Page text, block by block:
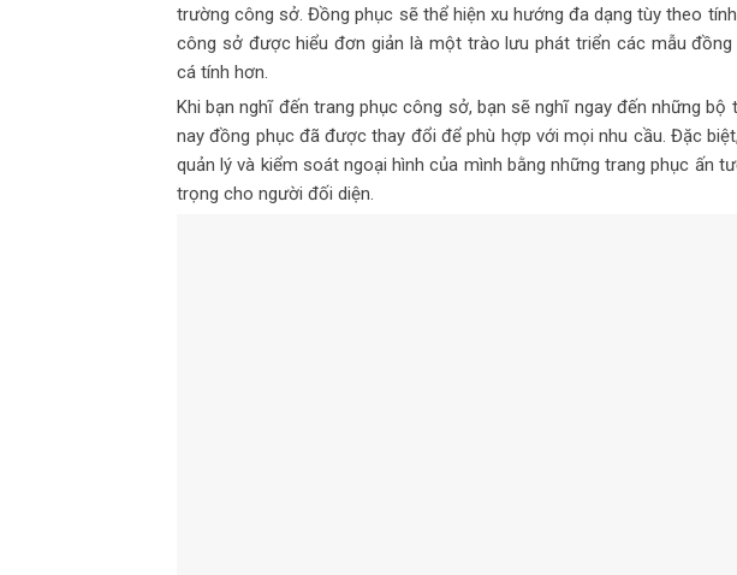
trường công sở. Đồng phục sẽ thể hiện xu hướng đa dạng tùy theo
công sở được hiểu đơn giản là một trào lưu phát triển các mẫu
cá tính hơn.
Khi bạn nghĩ đến trang phục công sở, bạn sẽ nghĩ ngay đến những
nay đồng phục đã được thay đổi để phù hợp với mọi nhu cầu. Đặc
quản lý và kiểm soát ngoại hình của mình bằng những trang phục ấn
trọng cho người đối diện.